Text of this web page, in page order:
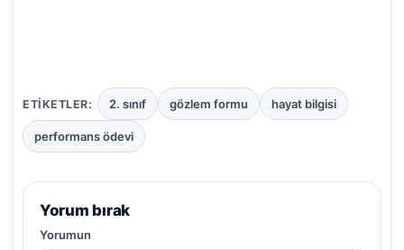
ETIKETLER: 2. sınıf gözlem formu hayat bilgisi
performans ödevi
Yorum bırak
Yorumun